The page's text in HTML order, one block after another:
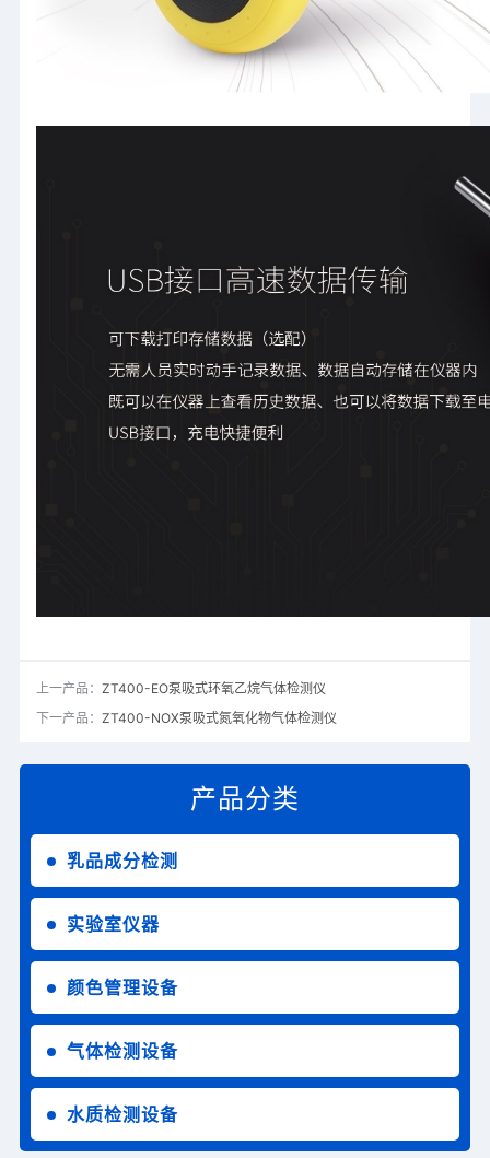
产品分类
乳品成分检测
实验室仪器
颜色管理设备
气体检测设备
水质检测设备
上一产品： ZT400-EO泵吸式环氧乙烷气体检测仪
下一产品： ZT400-NOX泵吸式氮氧化物气体检测仪